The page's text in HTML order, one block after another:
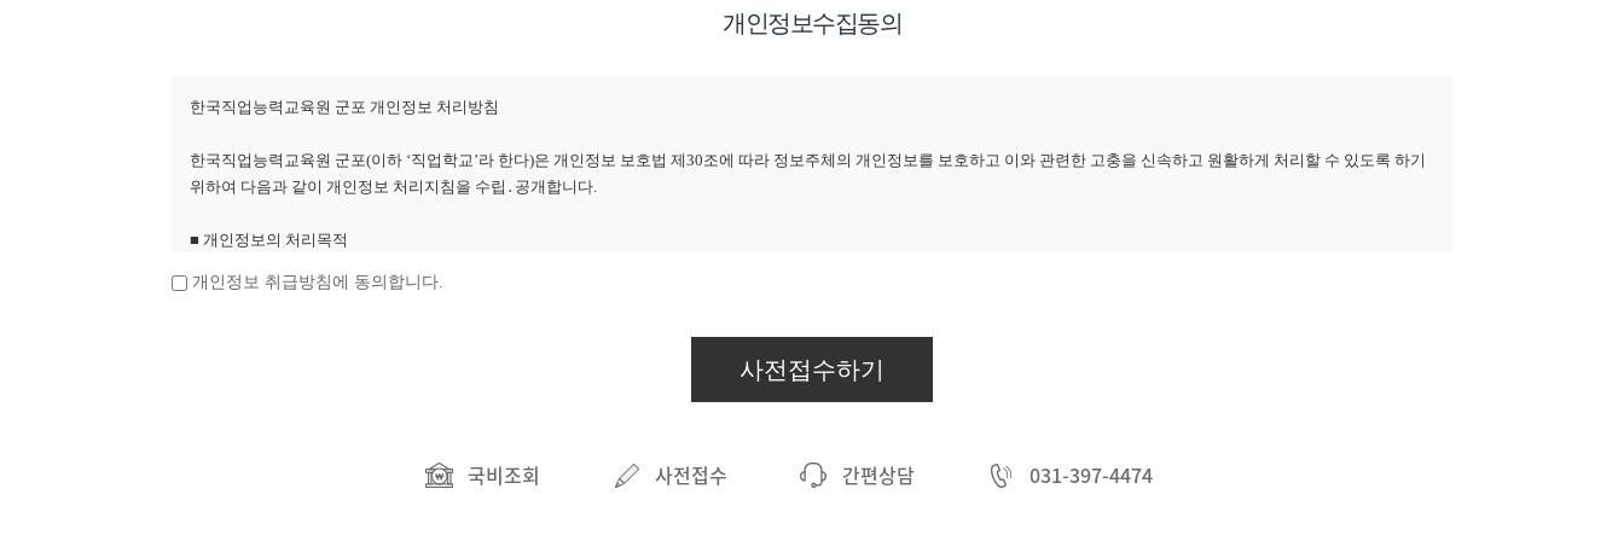
개인정보수집동의
한국직업능력교육원 군포 개인정보 처리방침
한국직업능력교육원 군포(이하 ‘직업학교’라 한다)은 개인정보 보호법 제30조에 따라 정보주체의 개인정보를 보호하고 이와 관련한 고충을 신속하고 원활하게 처리할 수 있도록 하기
위하여 다음과 같이 개인정보 처리지침을 수립․공개합니다.
■ 개인정보의 처리목적
제18조에 따라 별도의 동의를 받는 등 필요한 조치를 이행할 예정입니다.
처리시 법정대리인의 동의여부 확인, 각종 고지․통지, 고충처리 등을 목적으로 개인정보를 처리합니다.
2. 마케팅 및 광고에 활용 신규 서비스 개발 및 특화, 이벤트 등 광고성 정보 전달, 접속 빈도 파악 또는 회원의 서비스 이용에 대한 통계
를 거치게 되며, 고객께서 동의하지 않는 경우에는 제휴사에 제공하거나 제휴사와 공유하지 않습니다.
개인정보 취급방침에 동의합니다.
사전접수하기
국비조회 사전접수 간편상담 031-397-4474